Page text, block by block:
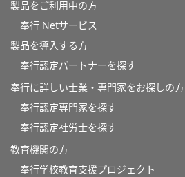
製品をご利用中の方
奉行 Netサービス
製品を導入する方
奉行認定パートナーを探す
奉行に詳しい士業・専門家をお探しの方
奉行認定専門家を探す
奉行認定社労士を探す
教育機関の方
奉⾏学校教育⽀援プロジェクト